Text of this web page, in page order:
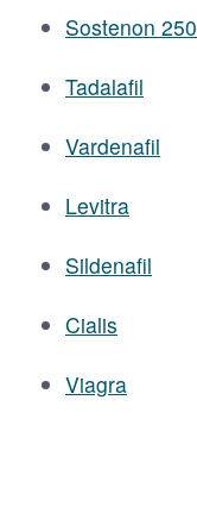
Sostenon 250
Tadalafil
Vardenafil
Levitra
Sildenafil
Cialis
Viagra